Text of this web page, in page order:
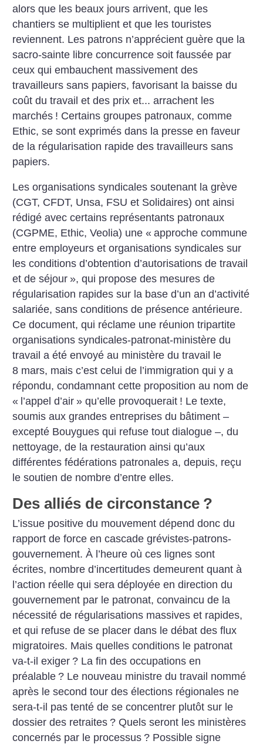
alors que les beaux jours arrivent, que les
chantiers se multiplient et que les touristes
reviennent. Les patrons n’apprécient guère que la
sacro-sainte libre concurrence soit faussée par
ceux qui embauchent massivement des
travailleurs sans papiers, favorisant la baisse du
coût du travail et des prix et... arrachent les
marchés ! Certains groupes patronaux, comme
Ethic, se sont exprimés dans la presse en faveur
de la régularisation rapide des travailleurs sans
papiers.
Les organisations syndicales soutenant la grève
(CGT, CFDT, Unsa, FSU et Solidaires) ont ainsi
rédigé avec certains représentants patronaux
(CGPME, Ethic, Veolia) une « approche commune
entre employeurs et organisations syndicales sur
les conditions d’obtention d’autorisations de travail
et de séjour », qui propose des mesures de
régularisation rapides sur la base d’un an d’activité
salariée, sans conditions de présence antérieure.
Ce document, qui réclame une réunion tripartite
organisations syndicales-patronat-ministère du
travail a été envoyé au ministère du travail le
8 mars, mais c’est celui de l’immigration qui y a
répondu, condamnant cette proposition au nom de
« l’appel d’air » qu’elle provoquerait ! Le texte,
soumis aux grandes entreprises du bâtiment –
excepté Bouygues qui refuse tout dialogue –, du
nettoyage, de la restauration ainsi qu’aux
différentes fédérations patronales a, depuis, reçu
le soutien de nombre d’entre elles.
Des alliés de circonstance ?
L’issue positive du mouvement dépend donc du
rapport de force en cascade grévistes-patrons-
gouvernement. À l’heure où ces lignes sont
écrites, nombre d’incertitudes demeurent quant à
l’action réelle qui sera déployée en direction du
gouvernement par le patronat, convaincu de la
nécessité de régularisations massives et rapides,
et qui refuse de se placer dans le débat des flux
migratoires. Mais quelles conditions le patronat
va-t-il exiger ? La fin des occupations en
préalable ? Le nouveau ministre du travail nommé
après le second tour des élections régionales ne
sera-t-il pas tenté de se concentrer plutôt sur le
dossier des retraites ? Quels seront les ministères
concernés par le processus ? Possible signe